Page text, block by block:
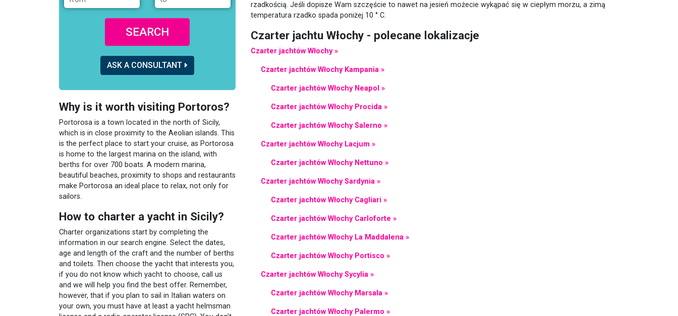
SEARCH
ASK A CONSULTANT
Why is it worth visiting Portoros?
Portorosa is a town located in the north of Sicily,
which is in close proximity to the Aeolian islands. This
is the perfect place to start your cruise, as Portorosa
is home to the largest marina on the island, with
berths for over 700 boats. A modern marina,
beautiful beaches, proximity to shops and restaurants
make Portorosa an ideal place to relax, not only for
sailors.
How to charter a yacht in Sicily?
Charter organizations start by completing the
information in our search engine. Select the dates,
age and length of the craft and the number of berths
and toilets. Then choose the yacht that interests you,
if you do not know which yacht to choose, call us
and we will help you find the best offer. Remember,
however, that if you plan to sail in Italian waters on
your own, you must have at least a yacht helmsman
rzadkością. Jeśli dopisze Wam szczęście to nawet na jesień możecie wykąpać się w ciepłym morzu, a zimą
temperatura rzadko spada poniżej 10 ° C.
Czarter jachtu Włochy - polecane lokalizacje
Czarter jachtów Włochy »
Czarter jachtów Włochy Kampania »
Czarter jachtów Włochy Neapol »
Czarter jachtów Włochy Procida »
Czarter jachtów Włochy Salerno »
Czarter jachtów Włochy Lacjum »
Czarter jachtów Włochy Nettuno »
Czarter jachtów Włochy Sardynia »
Czarter jachtów Włochy Cagliari »
Czarter jachtów Włochy Carloforte »
Czarter jachtów Włochy La Maddalena »
Czarter jachtów Włochy Portisco »
Czarter jachtów Włochy Sycylia »
Czarter jachtów Włochy Marsala »
Czarter jachtów Włochy Palermo »